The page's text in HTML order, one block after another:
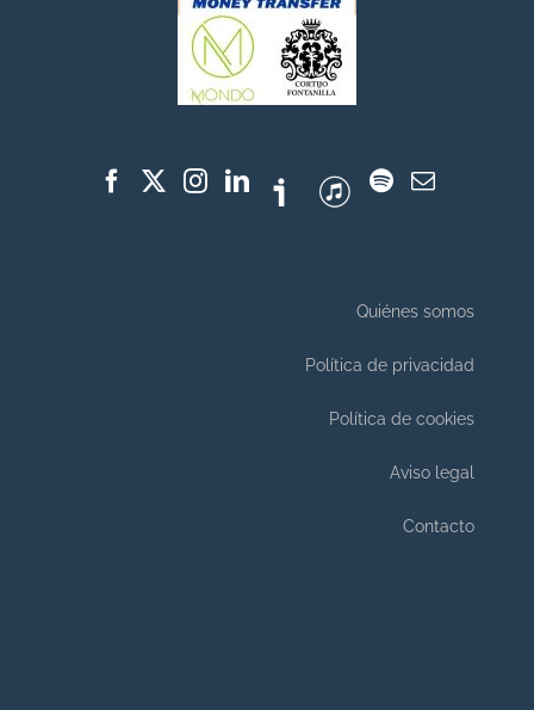
Quiénes somos
Política de privacidad
Política de cookies
Aviso legal
Contacto